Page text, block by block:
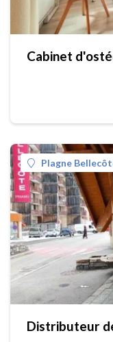
Cabinet
Plagne
Distributeur